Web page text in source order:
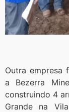
Outra empresa
a Bezerra
construindo 4
Grande na